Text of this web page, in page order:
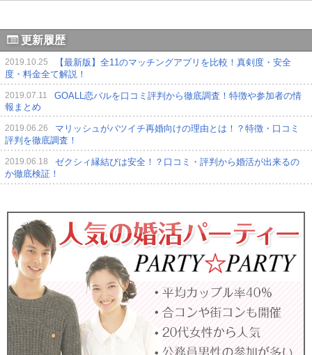
更新履歴
2019.10.25
【最新版】全11のマッチングアプリを比較！真剣度・安全
度・料金全て解説！
2019.07.11
GOALL恋バルを口コミ評判から徹底調査！特徴や参加者の情
報まとめ
2019.06.26
マリッシュがバツイチ再婚向けの理由とは！？特徴・口コミ
評判を徹底調査！
2019.06.18
ゼクシィ縁結びは安全！？口コミ・評判から婚活が出来るの
か徹底検証！
2019.05.22
真剣婚活向け「マッチドットコム」の特徴・安全性を口コミ
評判と合わせて解説！
2019.04.16 婚活スタイルのパーティー情報と口コミ・情報まとめ！
2019.04.11 2019年GWのオススメ恋活・婚活イベントパーティー5選！
2019.02.26
西日本で実績の高い「恋工房パーティー」の基本情報と口コ
ミ評判まとめ！
2019.02.25
「ベストパートナー」の趣味コンは出会える？口コミ・評判
から徹底検証！